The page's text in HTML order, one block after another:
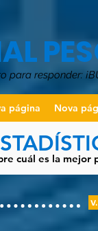
para responder:
página Nova
cuál es la